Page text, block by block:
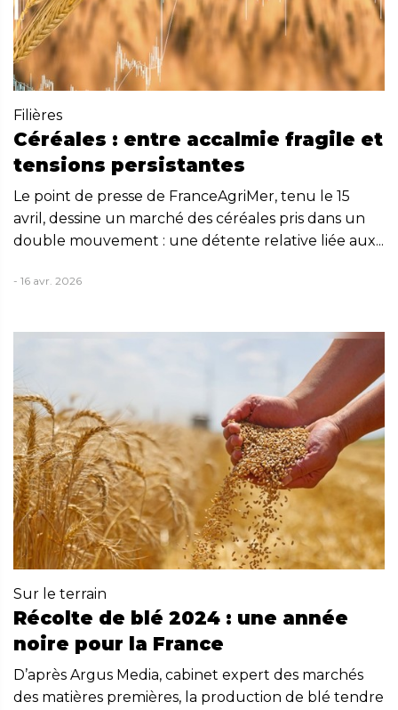
Filières
Céréales : entre accalmie fragile et
tensions persistantes
Le point de presse de FranceAgriMer, tenu le 15
avril, dessine un marché des céréales pris dans un
double mouvement : une détente relative liée aux...
- 16 avr. 2026
Sur le terrain
Récolte de blé 2024 : une année
noire pour la France
D’après Argus Media, cabinet expert des marchés
des matières premières, la production de blé tendre